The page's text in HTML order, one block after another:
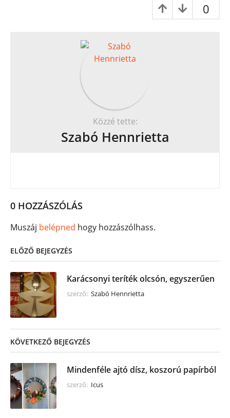
0
Közzé tette:
Szabó Hennrietta
0 HOZZÁSZÓLÁS
Muszáj belépned hogy hozzászólhass.
ELŐZŐ BEJEGYZÉS
Karácsonyi teríték olcsón, egyszerűen
szerző: Szabó Hennrietta
KÖVETKEZŐ BEJEGYZÉS
Mindenféle ajtó dísz, koszorú papírból
szerző: Icus